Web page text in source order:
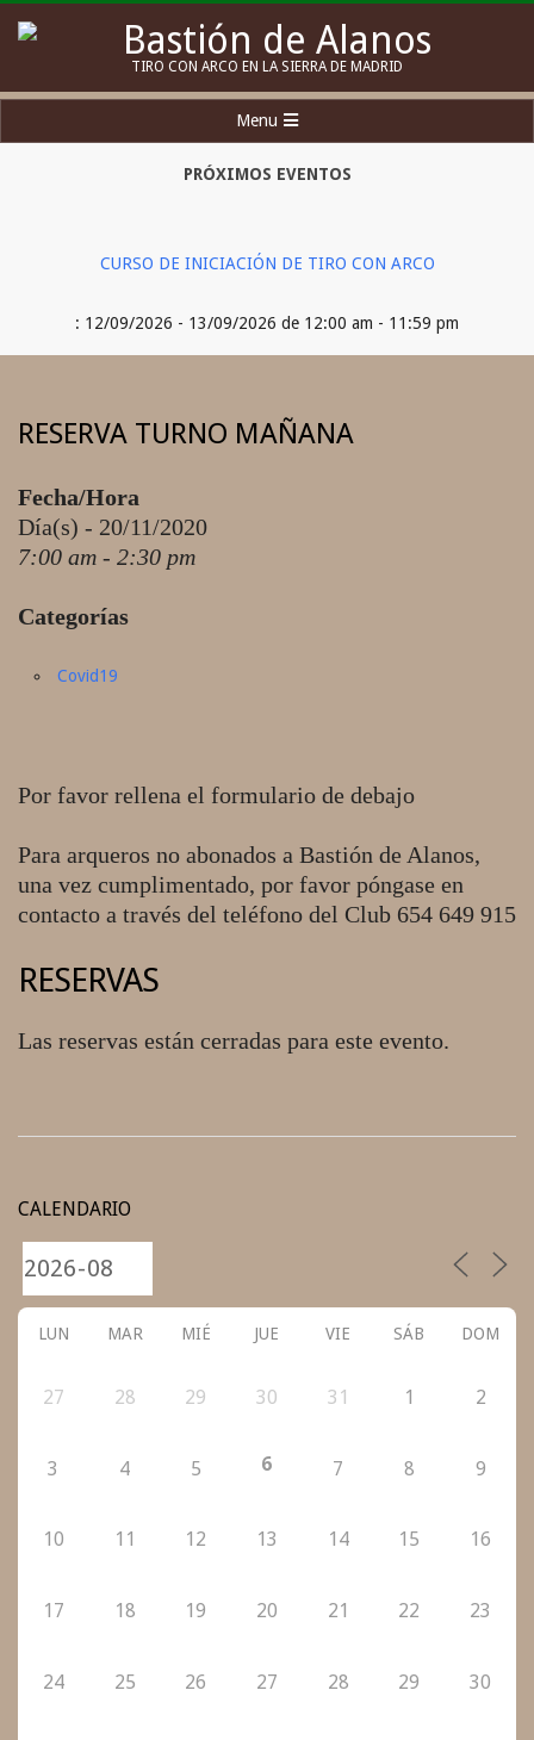
Bastión
de
Alanos
TIRO CON ARCO EN LA SIERRA DE MADRID
Navigation
Menu
PRÓXIMOS EVENTOS
CURSO DE INICIACIÓN DE TIRO CON ARCO
: 12/09/2026 - 13/09/2026 de 12:00 am - 11:59 pm
RESERVA TURNO MAÑANA
Fecha/Hora
Día(s) - 20/11/2020
7:00 am - 2:30 pm
Categorías
Covid19
Por favor rellena el formulario de debajo
Para arqueros no abonados a Bastión de Alanos,
una vez cumplimentado, por favor póngase en
contacto a través del teléfono del Club 654 649 915
RESERVAS
Las reservas están cerradas para este evento.
20
CALENDARIO
LUN MAR MIÉ JUE VIE SÁB DOM
27 28 29 30 31 1 2
3 4 5 6 7 8 9
10 11 12 13 14 15 16
17 18 19 20 21 22 23
24 25 26 27 28 29 30